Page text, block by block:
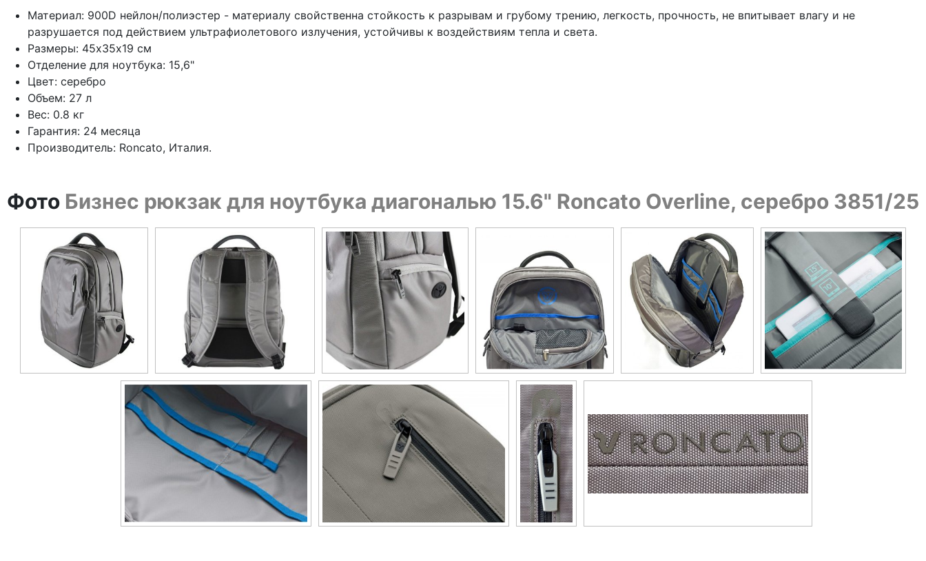
Материал: 900D нейлон/полиэстер - материалу свойственна стойкость к разрывам и грубому трению, легкость, прочность, не впитывает влагу и не
разрушается под действием ультрафиолетового излучения, устойчивы к воздействиям тепла и света.
Размеры: 45х35х19 см
Отделение для ноутбука: 15,6"
Цвет: серебро
Объем: 27 л
Вес: 0.8 кг
Гарантия: 24 месяца
Производитель: Roncato, Италия.
Фото Бизнес рюкзак для ноутбука диагональю 15.6" Roncato Overline, серебро 3851/25